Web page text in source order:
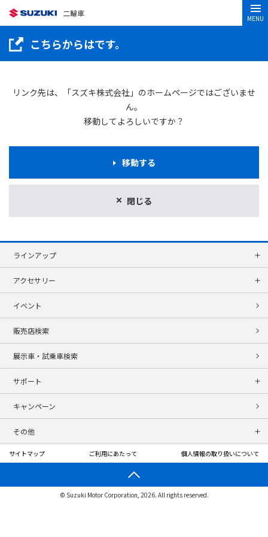
二輪車
MENU
こちらからはです。
リンク先は、「スズキ株式会社」のホームページではございませ
ん。
移動してよろしいですか？
閉じる
移動する
ラインアップ
アクセサリー
イベント
販売店検索
展示車・試乗車検索
サポート
キャンペーン
その他
サイトマップ ご利用にあたって 個人情報の取り扱いについて
© Suzuki Motor Corporation, 2026. All rights reserved.